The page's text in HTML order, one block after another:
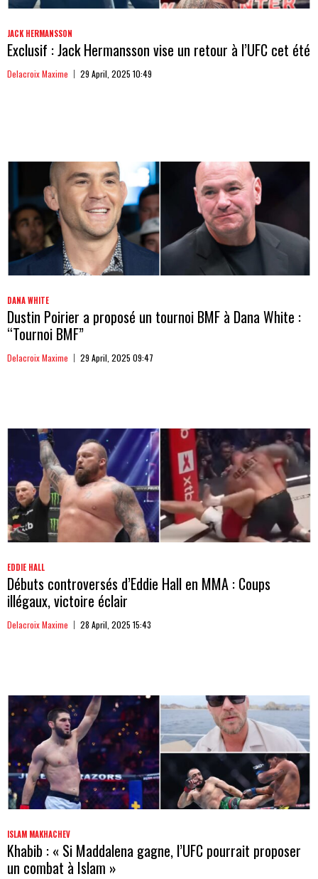
JACK HERMANSSON
Exclusif : Jack Hermansson vise un retour à l’UFC cet été
Delacroix Maxime 29 April, 2025 10:49
DANA WHITE
Dustin Poirier a proposé un tournoi BMF à Dana White :
“Tournoi BMF”
Delacroix Maxime 29 April, 2025 09:47
EDDIE HALL
Débuts controversés d’Eddie Hall en MMA : Coups
illégaux, victoire éclair
Delacroix Maxime 28 April, 2025 15:43
ISLAM MAKHACHEV
Khabib : « Si Maddalena gagne, l’UFC pourrait proposer
un combat à Islam »